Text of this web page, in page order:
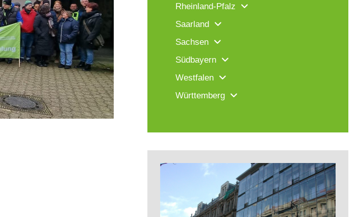
Rheinland-Pfalz
Saarland
Sachsen
Südbayern
Westfalen
Württemberg